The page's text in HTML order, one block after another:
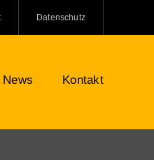
Datenschutz
News Kontakt